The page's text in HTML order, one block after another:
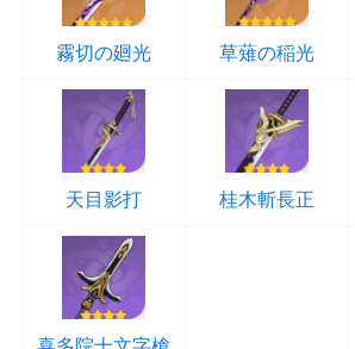
霧切の廻光 草薙の稲光
天目影打 桂木斬長正